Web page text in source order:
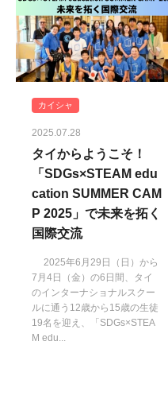
カイシャ
2025.07.28
タイからようこそ！
「SDGs×STEAM edu
cation SUMMER CAM
P 2025」で未来を拓く
国際交流
2025年6月29日（日）から
7月4日（金）の6日間、タイ
のインターナショナルスクー
ルに通う12歳から15歳の生徒
19名を迎え、「SDGs×STEA
M edu...